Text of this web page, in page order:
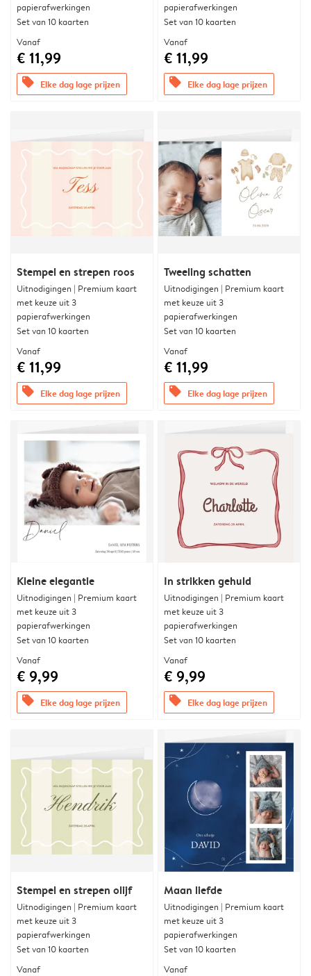
papierafwerkingen
Set van 10 kaarten
Vanaf
€ 11,99
offers Elke dag lage prijzen
papierafwerkingen
Set van 10 kaarten
Vanaf
€ 11,99
offers Elke dag lage prijzen
Stempel en strepen roos
Uitnodigingen | Premium kaart
met keuze uit 3
papierafwerkingen
Set van 10 kaarten
Vanaf
€ 11,99
offers Elke dag lage prijzen
Tweeling schatten
Uitnodigingen | Premium kaart
met keuze uit 3
papierafwerkingen
Set van 10 kaarten
Vanaf
€ 11,99
offers Elke dag lage prijzen
Kleine elegantie
Uitnodigingen | Premium kaart
met keuze uit 3
papierafwerkingen
Set van 10 kaarten
Vanaf
€ 9,99
offers Elke dag lage prijzen
In strikken gehuld
Uitnodigingen | Premium kaart
met keuze uit 3
papierafwerkingen
Set van 10 kaarten
Vanaf
€ 9,99
offers Elke dag lage prijzen
Stempel en strepen olijf
Uitnodigingen | Premium kaart
met keuze uit 3
papierafwerkingen
Set van 10 kaarten
Vanaf
Maan liefde
Uitnodigingen | Premium kaart
met keuze uit 3
papierafwerkingen
Set van 10 kaarten
Vanaf